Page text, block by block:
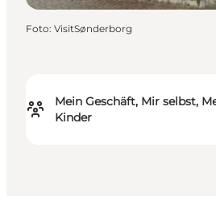
Mein Geschäft, Mir selbst,
Kinder
Foto: VisitSønderborg